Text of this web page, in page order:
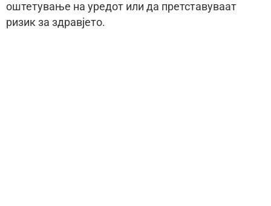
оштетување на уредот или да претставуваат
ризик за здравјето.